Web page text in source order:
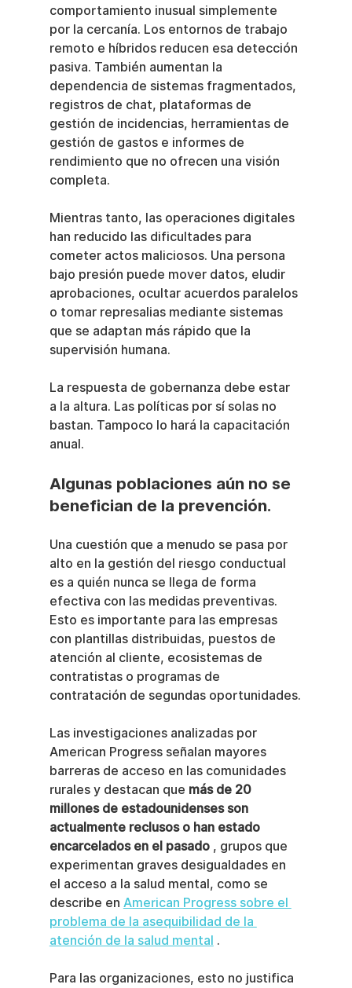
comportamiento inusual simplemente
por la cercanía. Los entornos de trabajo
remoto e híbridos reducen esa detección
pasiva. También aumentan la
dependencia de sistemas fragmentados,
registros de chat, plataformas de
gestión de incidencias, herramientas de
gestión de gastos e informes de
rendimiento que no ofrecen una visión
completa.
Mientras tanto, las operaciones digitales
han reducido las dificultades para
cometer actos maliciosos. Una persona
bajo presión puede mover datos, eludir
aprobaciones, ocultar acuerdos paralelos
o tomar represalias mediante sistemas
que se adaptan más rápido que la
supervisión humana.
La respuesta de gobernanza debe estar
a la altura. Las políticas por sí solas no
bastan. Tampoco lo hará la capacitación
anual.
Algunas poblaciones aún no se
benefician de la prevención.
Una cuestión que a menudo se pasa por
alto en la gestión del riesgo conductual
es a quién nunca se llega de forma
efectiva con las medidas preventivas.
Esto es importante para las empresas
con plantillas distribuidas, puestos de
atención al cliente, ecosistemas de
contratistas o programas de
contratación de segundas oportunidades.
Las investigaciones analizadas por
American Progress señalan mayores
barreras de acceso en las comunidades
rurales y destacan que más de 20
millones de estadounidenses son
actualmente reclusos o han estado
encarcelados en el pasado , grupos que
experimentan graves desigualdades en
el acceso a la salud mental, como se
describe en American Progress sobre el
problema de la asequibilidad de la
atención de la salud mental .
Para las organizaciones, esto no justifica